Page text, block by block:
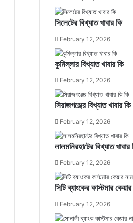
সিলেটের বিখ্যাত খাবার কি
February 12, 2026
কুমিল্লার বিখ্যাত খাবার কি
February 12, 2026
সিরাজগঞ্জের বিখ্যাত খাবার কি
February 12, 2026
লালমনিরহাটের বিখ্যাত খাবার
February 12, 2026
সিটি ব্যাংকের কাস্টমার কেয়ার
February 12, 2026